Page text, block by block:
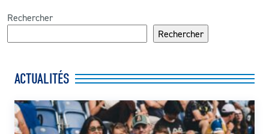
Rechercher
Rechercher
ACTUALITÉS